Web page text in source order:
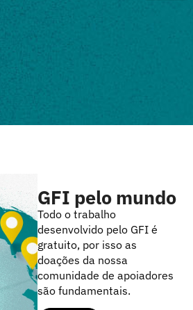
Acesse
GFI pelo mundo
Todo o trabalho
desenvolvido pelo GFI é
gratuito, por isso as
doações da nossa
comunidade de apoiadores
são fundamentais.